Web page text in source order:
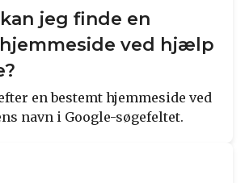
jeg finde en
ved hjælp
en bestemt hjemmeside ved
navn i Google-søgefeltet.